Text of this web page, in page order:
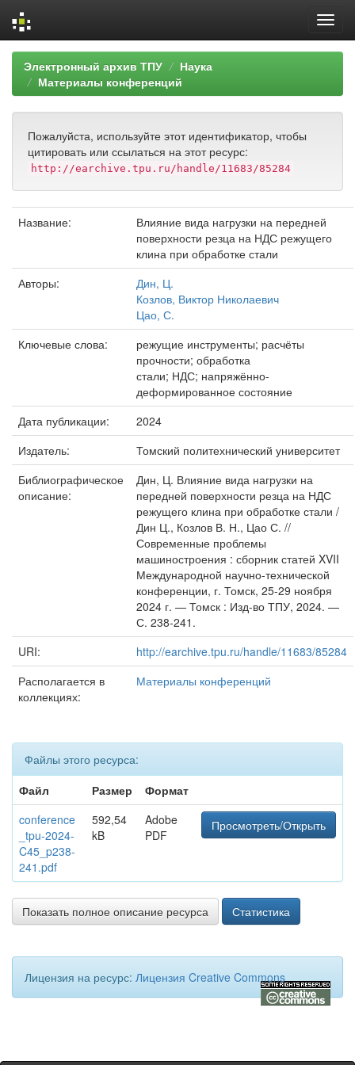
Skip
navigation
Электронный архив ТПУ
Наука
Материалы конференций
Пожалуйста, используйте этот идентификатор, чтобы
цитировать или ссылаться на этот ресурс:
http://earchive.tpu.ru/handle/11683/85284
Название:
Влияние вида нагрузки на передней
поверхности резца на НДС режущего
клина при обработке стали
Авторы:
Дин, Ц.
Козлов, Виктор Николаевич
Цао, С.
Ключевые слова:
режущие инструменты; расчёты
прочности; обработка
стали; НДС; напряжённо-
деформированное состояние
Дата публикации:
2024
Издатель:
Томский политехнический университет
Библиографическое
описание:
Дин, Ц. Влияние вида нагрузки на
передней поверхности резца на НДС
режущего клина при обработке стали /
Дин Ц., Козлов В. Н., Цао С. //
Современные проблемы
машиностроения : сборник статей XVII
Международной научно-технической
конференции, г. Томск, 25-29 ноября
2024 г. — Томск : Изд-во ТПУ, 2024. —
С. 238-241.
URI:
http://earchive.tpu.ru/handle/11683/85284
Располагается в
коллекциях:
Материалы конференций
Файлы этого ресурса:
Файл
Размер
Формат
conference
_tpu-2024-
C45_p238-
241.pdf
592,54
kB
Adobe
PDF
Просмотреть/Открыть
Показать полное описание ресурса Статистика
Лицензия на ресурс: Лицензия Creative Commons